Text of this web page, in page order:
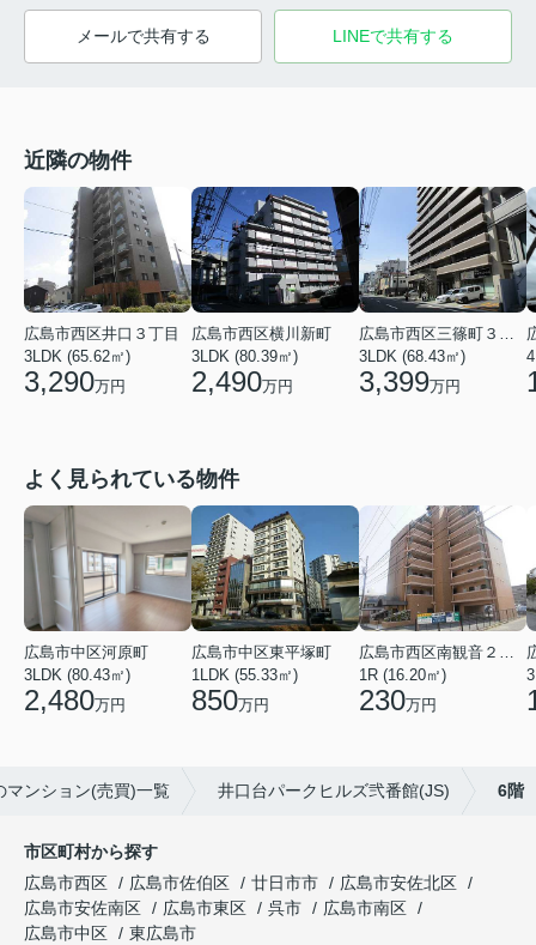
メールで共有する LINEで共有する
近隣の物件
広島市西区井口３丁目
3LDK (65.62㎡)
3,290万円
広島市西区横川新町
3LDK (80.39㎡)
2,490万円
広島市西区三篠町３丁目
3LDK (68.43㎡)
3,399万円
よく見られている物件
広島市中区河原町
3LDK (80.43㎡)
2,480万円
広島市中区東平塚町
1LDK (55.33㎡)
850万円
広島市西区南観音２丁目
1R (16.20㎡)
230万円
マンション(売買)一覧 井口台パークヒルズ弐番館(JS) 6階
市区町村から探す
広島市西区
広島市佐伯区 廿日市市
広島市安佐北区
広島市安佐南区
広島市東区 呉市
広島市南区
広島市中区
東広島市